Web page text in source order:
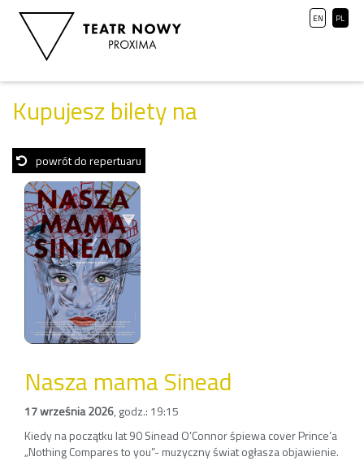
PL
EN
Kupujesz bilety na
powrót do repertuaru
Nasza mama Sinead
17 września 2026, godz.: 19:15
Kiedy na początku lat 90 Sinead O’Connor śpiewa cover Prince’a
„Nothing Compares to you”- muzyczny świat ogłasza objawienie.